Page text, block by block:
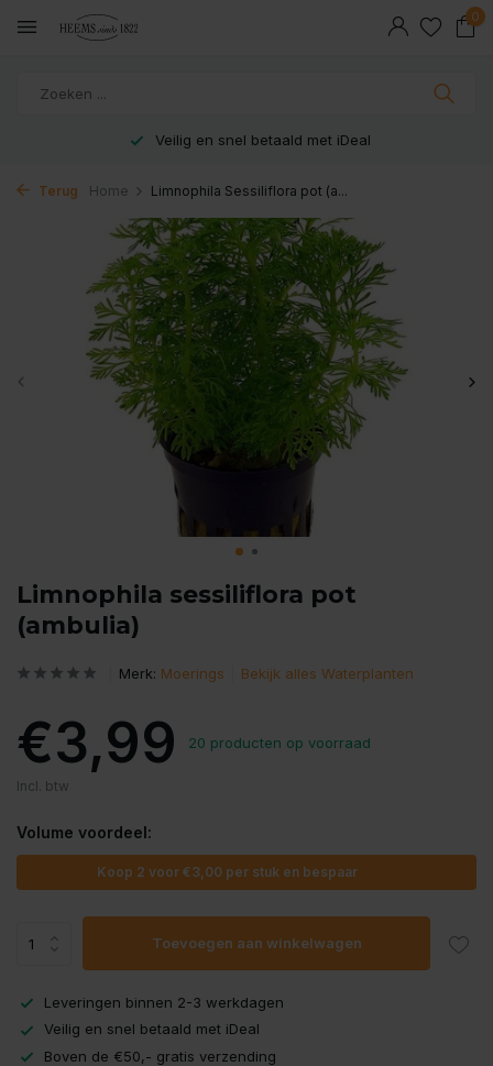
0
Veilig en snel betaald met iDeal
Terug Home Limnophila Sessiliflora pot (a...
Limnophila sessiliflora pot
(ambulia)
Merk: Moerings Bekijk alles Waterplanten
€3,99 20 producten op voorraad
Incl. btw
Volume voordeel:
Koop 2 voor €3,00per stuk en bespaar
Toevoegen aan winkelwagen
Leveringen binnen 2-3 werkdagen
Veilig en snel betaald met iDeal
Boven de €50,- gratis verzending